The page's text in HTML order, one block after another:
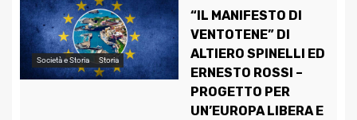
Società e Storia Storia
“IL MANIFESTO DI
VENTOTENE” DI
ALTIERO SPINELLI ED
ERNESTO ROSSI –
PROGETTO PER
UN’EUROPA LIBERA E